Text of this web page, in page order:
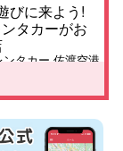
びに来よう!
タカーがお
ンタカー 佐渡空港
島県 ベイシテ
ー ベイシティ宇品
2026年08月10日